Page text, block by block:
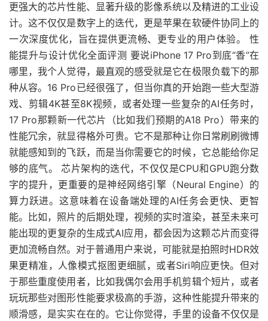
更强大的芯片性能、显著升级的影像系统以及精进的工业设
计。这不仅仅是数字上的迭代，更是苹果在软硬件协同上的
一次深度优化，旨在提供更流畅、更专业的用户体验。 性
能提升与设计优化全面评测 要说iPhone 17 Pro到底“香”在
哪里，我个人觉得，最直观的感受就是它在极限负载下的那
种从容。16 Pro已经很强了，但当你真的开始跑一些大型游
戏、剪辑4K甚至8K视频，或者处理一些复杂的AI任务时，
17 Pro那颗新一代芯片（比如我们预期的A18 Pro）带来的
性能冗余，就显得格外可贵。它不是那种让你日常刷刷微博
就能感知到的飞跃，而是当你需要它的时候，它总能给你足
够的底气。 芯片架构的迭代，不仅仅是CPU和GPU跑分数
字的提升，更重要的是神经网络引擎（Neural Engine）的
算力跃进。这意味着在设备端处理的AI任务会更快、更智
能。比如，照片的后期处理，视频的实时渲染，甚至未来可
能出现的更复杂的生成式AI应用，都会因为这颗芯片而变得
更加流畅自然。对于普通用户来说，可能就是拍照时HDR效
果更精准，人像模式抠图更细腻，或者Siri响应更快。但对
于那些重度使用者，比如我偶尔会用手机剪辑个短片，或者
玩玩那些对图形性能要求极高的手游，这种性能提升带来的
顺滑感，是实实在在的。它让你觉得，手里的设备不仅仅是